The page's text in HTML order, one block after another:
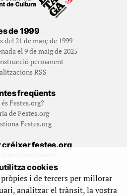
de 1999
del 21 de març de 1999
el 9 de maig de 2025
permanent
RSS
freqüents
Festes.org?
de Festes.org
Festes.org
créixer festes.org
Feste’n mecenes
publicitat
donatiu puntual
cookies
i de tercers per millorar
analitzar el trànsit, la vostra